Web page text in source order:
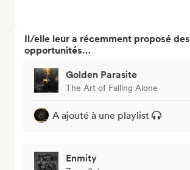
Il/elle leur a récemment proposé des
opportunités…
Golden Parasite
The Art of Falling Alone
A ajouté à une playlist
Enmity